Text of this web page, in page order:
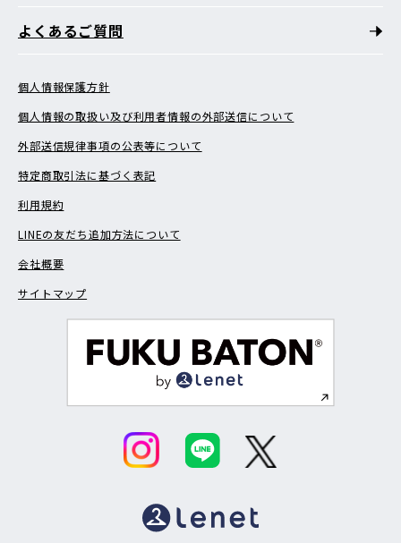
よくあるご質問
個人情報保護方針
個人情報の取扱い及び利用者情報の外部送信について
外部送信規律事項の公表等について
特定商取引法に基づく表記
利用規約
LINEの友だち追加方法について
会社概要
サイトマップ